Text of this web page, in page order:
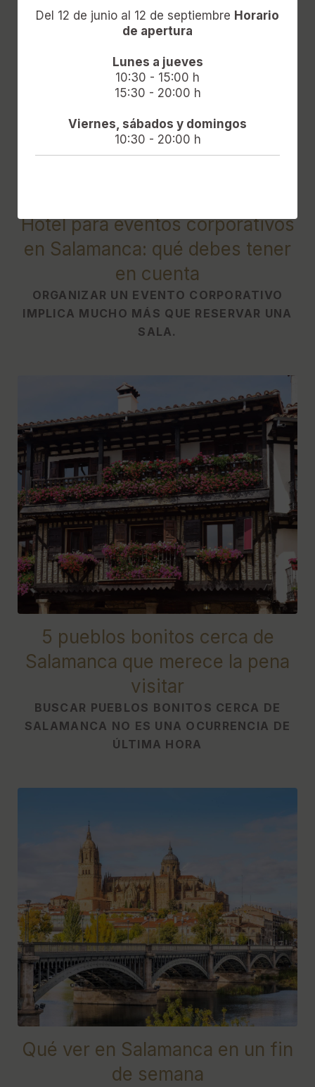
[{"url":"https:\/\/synergy.booking-
Hotel para eventos corporativos
en Salamanca: qué debes tener
en cuenta
ORGANIZAR UN EVENTO CORPORATIVO
IMPLICA MUCHO MÁS QUE RESERVAR UNA
SALA.
[{"url":"https:\/\/synergy.booking-
channel.com\/api\/hotels\/622\/medias\/508#Hotel
Do\u00f1a Br\u00edgida - Salamanca Forum_Salamanca_5
pueblos bonitos cerca de Salamanca que merece la pena
5 pueblos bonitos cerca de
Salamanca que merece la pena
visitar
BUSCAR PUEBLOS BONITOS CERCA DE
SALAMANCA NO ES UNA OCURRENCIA DE
ÚLTIMA HORA
[{"url":"https:\/\/synergy.booking-
channel.com\/api\/hotels\/622\/medias\/507#Hotel
Do\u00f1a Br\u00edgida - Salamanca
Forum_Salamanca_Qu\u00e9 ver en Salamanca en un fin de
semana","name":""}]
Qué ver en Salamanca en un fin
de semana
Del 12 de junio al 12 de septiembre Horario
de apertura
Lunes a jueves
10:30 - 15:00 h
15:30 - 20:00 h
Viernes, sábados y domingos
10:30 - 20:00 h